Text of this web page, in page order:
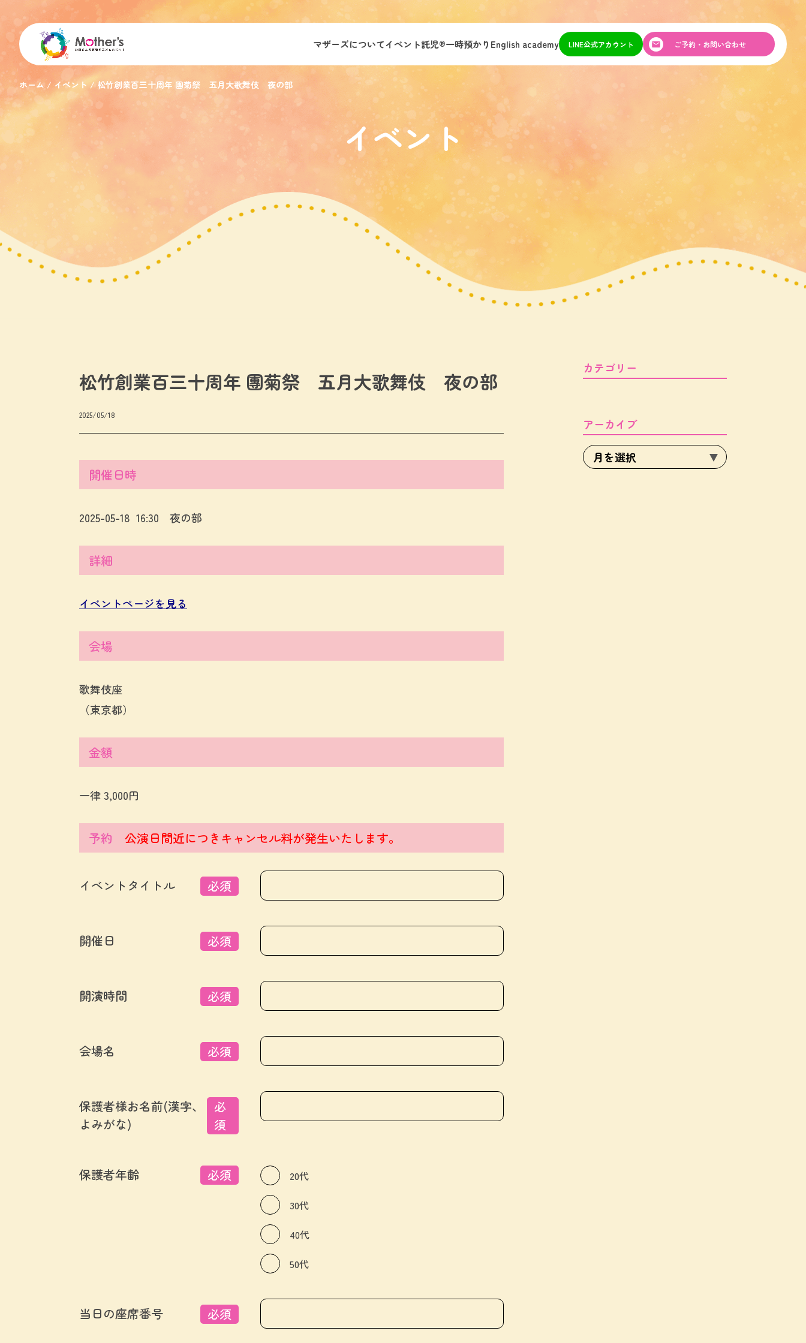
マザーズについてイベント託児®︎一時預かり English academy LINE公式アカウント ご予約・お問い合わせ
ホーム イベント 松竹創業百三十周年 團菊祭 五月大歌舞伎 夜の部
イベント
松竹創業百三十周年 團菊祭 五月大歌舞伎 夜の部
2025/05/18
開催日時
2025-05-18 16:30 夜の部
詳細
イベントページを見る
会場
歌舞伎座
（東京都）
金額
一律 3,000円
予約 公演日間近につきキャンセル料が発生いたします。
イベントタイトル 必須
開催日 必須
開演時間 必須
会場名 必須
保護者様お名前(漢字、
よみがな)
必
須
保護者年齢 必須 20代
30代
40代
50代
当日の座席番号 必須
カテゴリー
アーカイブ